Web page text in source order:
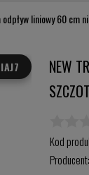
odpływ liniowy 60
NEW
Kod
Producent: